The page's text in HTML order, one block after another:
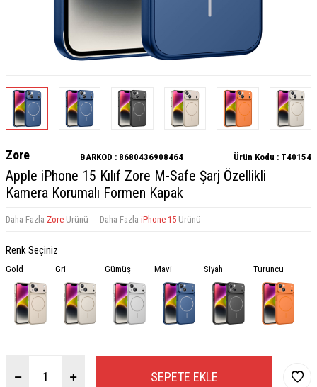
Zore BARKOD : 8680436908464 Ürün Kodu : T40154
Apple iPhone 15 Kılıf Zore M-Safe Şarj Özellikli
Kamera Korumalı Formen Kapak
Daha Fazla Zore Ürünü Daha Fazla iPhone 15 Ürünü
Renk Seçiniz
Gold Gri Gümüş Mavi Siyah Turuncu
SEPETE EKLE